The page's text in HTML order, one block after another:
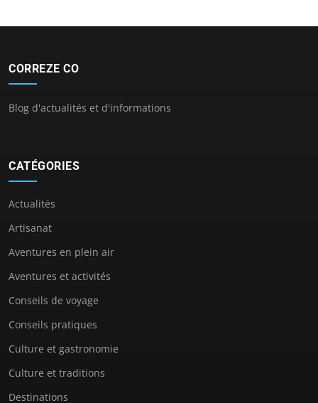
CORREZE CO
Blog d'actualités et d'informations
CATÉGORIES
Actualités
Artisanat
Aventures en plein air
Aventures et activités
Conseils de voyage
Conseils pratiques
Culture et gastronomie
Culture et traditions
Destinations